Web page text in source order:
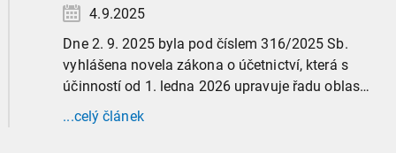
4.9.2025
Dne 2. 9. 2025 byla pod číslem 316/2025 Sb.
vyhlášena novela zákona o účetnictví, která s
účinností od 1. ledna 2026 upravuje řadu oblastí
účetní praxe. Již nyní, s účinností od 3. září
2025, platí nová, zvýšená kritéria pro zařazení
...celý článek